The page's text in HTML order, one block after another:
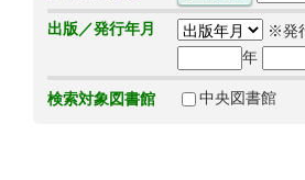
出版／発行年月
※発
年
検索対象図書館 中央図書館